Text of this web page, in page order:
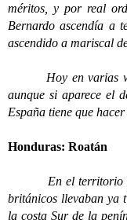
méritos, y por real
Bernardo ascendía a
ascendido a mariscal
Hoy en varias
aunque si aparece el
España tiene que
Honduras: Roatán
En el territorio de
británicos llevaban ya
la costa Sur de la